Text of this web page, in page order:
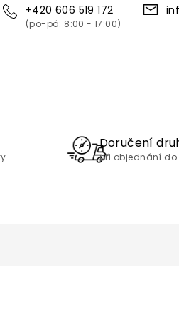
+420 606 519 172
Doručení
při objednání do